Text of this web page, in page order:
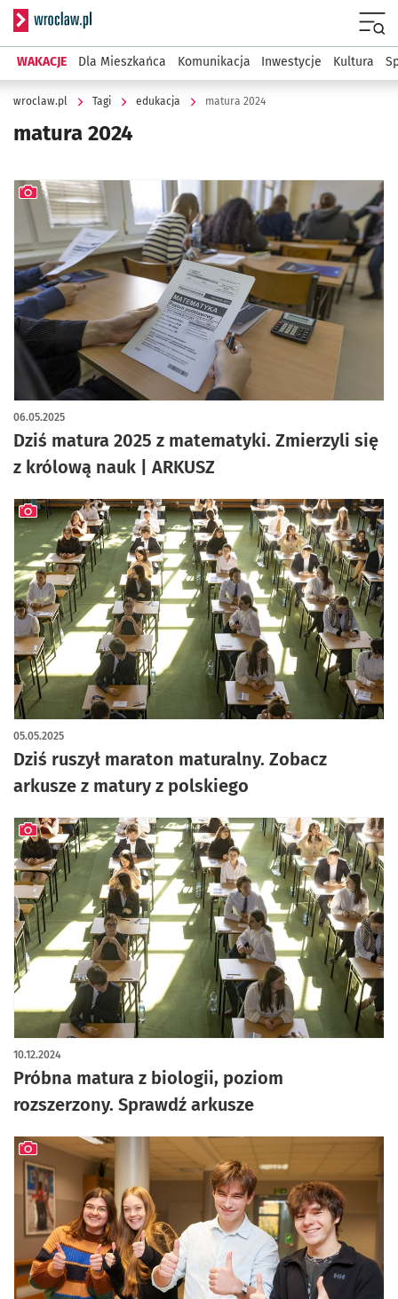
Serwis informacyjny wroclaw.pl
WAKACJE Dla Mieszkańca Komunikacja Inwestycje Kultura
wroclaw.pl Tagi edukacja matura 2024
matura 2024
Dziś matura 2025 z matematyki. Zmierzyli się
z królową nauk | ARKUSZ
06.05.2025
artykuł z galerią zdjęć
Dziś ruszył maraton maturalny. Zobacz
arkusze z matury z polskiego
05.05.2025
artykuł z galerią zdjęć
Próbna matura z biologii, poziom
rozszerzony. Sprawdź arkusze
10.12.2024
artykuł z galerią zdjęć